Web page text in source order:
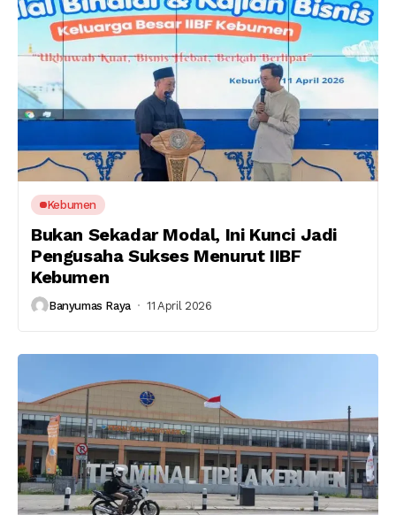
Kebumen
Bukan Sekadar Modal, Ini Kunci Jadi
Pengusaha Sukses Menurut IIBF
Kebumen
Banyumas Raya 11 April 2026